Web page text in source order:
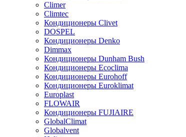
Climer
Climtec
Кондиционеры Clivet
DOSPEL
Кондиционеры Denko
Dimmax
Кондиционеры Dunham Bush
Кондиционеры Ecoclima
Кондиционеры Eurohoff
Кондиционеры Euroklimat
Europlast
FLOWAIR
Кондиционеры FUJIAIRE
GlobalClimat
Globalvent